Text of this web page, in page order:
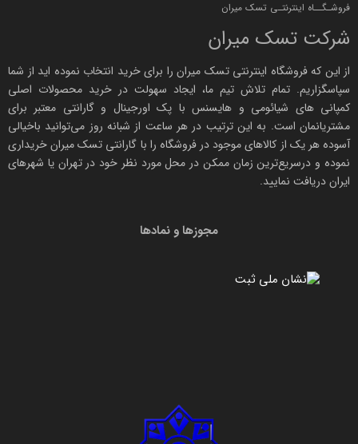
فروشـگــاه اینترنتـی تسک میران
شرکت تسک میران
از این که فروشگاه اینترنتیتسک میران را برای خرید انتخاب نموده اید از شما
سپاسگزاریم. تمام تلاش تیم ما، ایجاد سهولت در خرید محصولات اصلی
کمپانی های شیائومی و هایسنس با پک اورجینال وگارانتی معتبر برای
مشتریانمان است. به این ترتیب در هر ساعت از شبانه روز می‌توانید باخیالی
آسوده هر یک از کالاهای موجود در فروشگاه را با گارانتی تسک میرانخریداری
نموده و درسریع‌ترین زمان ممکن در محل مورد نظر خود در تهران یا شهرهای
ایران دریافت نمایید.
مجوزها و نمادها